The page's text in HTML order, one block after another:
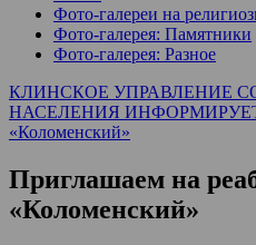
Фото-галереи на
Фото-галерея: Памятники
Фото-галерея: Разное
КЛИНСКОЕ УПРАВЛЕНИЕ
НАСЕЛЕНИЯ
«Коломенский»
Приглашаем на
«Коломенский»